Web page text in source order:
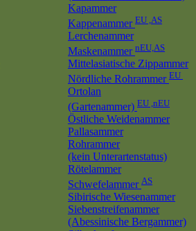
Kapammer
Kappenammer EU ,AS
Lerchenammer
Maskenammer nEU,AS
Mittelasiatische Zippammer
Nördliche Rohrammer EU
Ortolan
(Gartenammer) EU ,nEU
Östliche Weidenammer
Pallasammer
Rohrammer
(kein Unterartenstatus)
Rötelammer
Schwefelammer AS
Sibirische Wiesenammer
Siebenstreifenammer
(Abessinische Bergammer)